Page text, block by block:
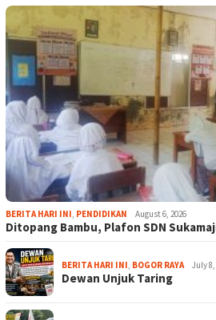
BERITA HARI INI, PENDIDIKAN August 6, 2026
Ditopang Bambu, Plafon SDN
BERITA HARI INI, BOGOR RAYA July 8,
Dewan Unjuk Taring